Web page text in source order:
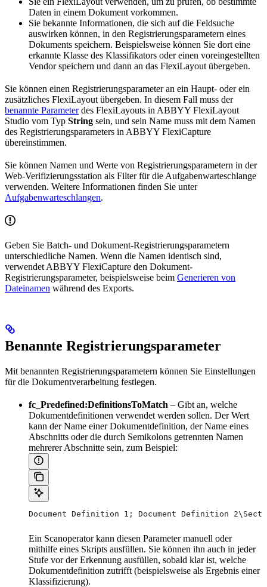
Daten in einem Dokument vorkommen.
Sie bekannte Informationen, die sich auf die Feldsuche
auswirken können, in den Registrierungsparametern eines
Dokuments speichern. Beispielsweise können Sie dort eine
erkannte Klasse des Klassifikators oder einen voreingestellten
Vendor speichern und dann an das FlexiLayout übergeben.
Sie können einen Registrierungsparameter an ein Haupt- oder ein
zusätzliches FlexiLayout übergeben. In diesem Fall muss der
benannte Parameterdes FlexiLayouts in ABBYY FlexiLayout
Studio vom Typ String sein, und sein Name muss mit dem Namen
des Registrierungsparameters in ABBYY FlexiCapture
übereinstimmen.
Sie können Namen und Werte von Registrierungsparametern in der
Web-Verifizierungsstation als Filter für die Aufgabenwarteschlange
verwenden. Weitere Informationen finden Sie unter
Aufgabenwarteschlangen.
Geben Sie Batch- und Dokument-Registrierungsparametern
unterschiedliche Namen. Wenn die Namen identisch sind,
verwendet ABBYY FlexiCapture den Dokument-
Registrierungsparameter, beispielsweise beim Generieren von
Dateinamen während des Exports.
Benannte Registrierungsparameter
Mit benannten Registrierungsparametern können Sie Einstellungen
für die Dokumentverarbeitung festlegen.
fc_Predefined:DefinitionsToMatch – Gibt an, welche
Dokumentdefinitionen verwendet werden sollen. Der Wert
kann der Name einer Dokumentdefinition, der Name eines
Abschnitts oder die durch Semikolons getrennten Namen
mehrerer Abschnitte sein, zum Beispiel:
Document Definition 1; Document Definition
Ein Scanoperator kann diesen Parameter manuell oder
mithilfe eines Skripts ausfüllen. Sie können ihn auch in jeder
Stufe vor der Erkennung ausfüllen, sobald klar ist, welche
Dokumentdefinition zutrifft (beispielsweise als Ergebnis einer
Klassifizierung).